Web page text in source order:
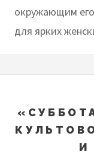
окружающим
для ярких
И